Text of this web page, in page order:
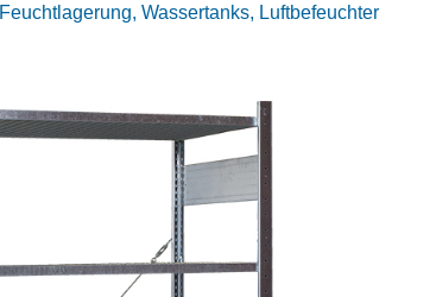
Feuchtlagerung, Wassertanks, Luftbefeuchter